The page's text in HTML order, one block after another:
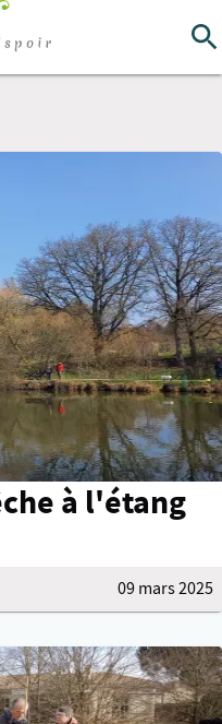
à l'étang
09 mars 2025